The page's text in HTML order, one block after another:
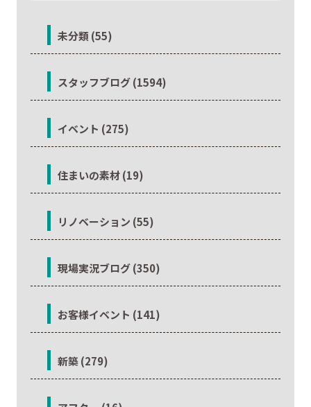
未分類 (55)
スタッフブログ (1594)
イベント (275)
住まいの素材 (19)
リノベーション (55)
現場実況ブログ (350)
お客様イベント (141)
新築 (279)